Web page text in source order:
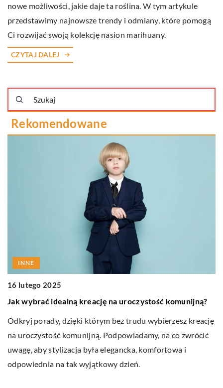
nowe możliwości, jakie daje ta roślina. W tym artykule
przedstawimy najnowsze trendy i odmiany, które pomogą
Ci rozwijać swoją kolekcję nasion marihuany.
CZYTAJ DALEJ
Rekomendowane
INNE
16 lutego 2025
Jak wybrać idealną kreację na uroczystość komunijną?
Odkryj porady, dzięki którym bez trudu wybierzesz kreację
na uroczystość komunijną. Podpowiadamy, na co zwrócić
uwagę, aby stylizacja była elegancka, komfortowa i
odpowiednia na tak wyjątkowy dzień.